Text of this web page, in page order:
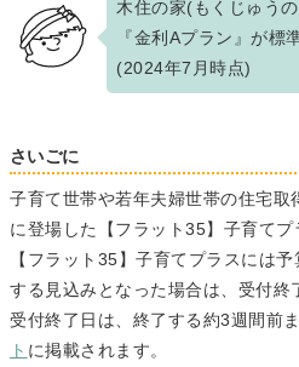
木住の家(もくじゅう
『金利Aプラン』が標
(2024年7月時点)
さいごに
子育て世帯や若年夫婦世帯の住宅取
に登場した【フラット35】子育てプ
【フラット35】子育てプラスには
する見込みとなった場合は、受付終
受付終了日は、終了する約3週間前
ト に掲載されます。